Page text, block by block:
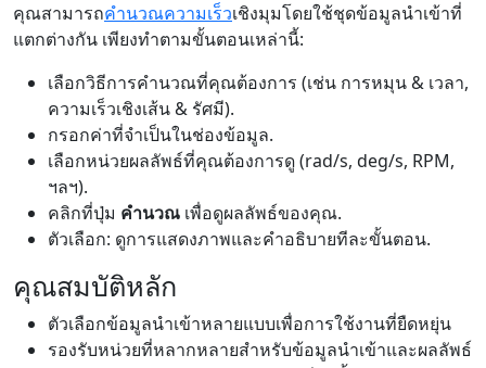
คุณสามารถคำนวณความเร็วเชิงมุมโดยใช้ชุดข้อมูลนำเข้าที่
แตกต่างกัน เพียงทำตามขั้นตอนเหล่านี้:
เลือกวิธีการคำนวณที่คุณต้องการ (เช่น การหมุน & เวลา,
ความเร็วเชิงเส้น & รัศมี).
กรอกค่าที่จำเป็นในช่องข้อมูล.
เลือกหน่วยผลลัพธ์ที่คุณต้องการดู (rad/s, deg/s, RPM,
ฯลฯ).
คลิกที่ปุ่ม คำนวณ เพื่อดูผลลัพธ์ของคุณ.
ตัวเลือก: ดูการแสดงภาพและคำอธิบายทีละขั้นตอน.
คุณสมบัติหลัก
ตัวเลือกข้อมูลนำเข้าหลายแบบเพื่อการใช้งานที่ยืดหยุ่น
รองรับหน่วยที่หลากหลายสำหรับข้อมูลนำเข้าและผลลัพธ์